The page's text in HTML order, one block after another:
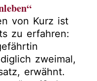
von Kurz ist
zu erfahren:
zweimal,
erwähnt.